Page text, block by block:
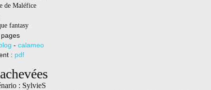
de Maléfice
fantasy
- calameo
: pdf
: SylvieS